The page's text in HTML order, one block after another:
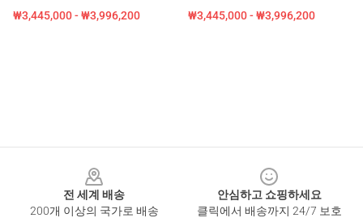
₩3,445,000 - ₩3,996,200 ₩3,445,000 - ₩3,996,200
전 세계 배송
200개 이상의 국가로 배송
안심하고 쇼핑하세요
클릭에서 배송까지 24/7 보호